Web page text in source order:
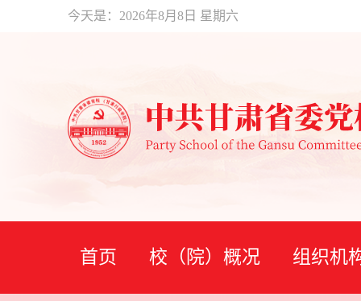
今天是： 2026年8月8日 星期六
首页 校（院）概况 组织机